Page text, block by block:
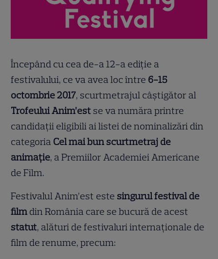
Începând cu cea de-a 12-a ediție a
festivalului, ce va avea loc între 6-15
octombrie 2017, scurtmetrajul câștigător al
Trofeului Anim’est se va număra printre
candidații eligibili ai listei de nominalizări din
categoria Cel mai bun scurtmetraj de
animație, a Premiilor Academiei Americane
de Film.
Festivalul Anim’est este singurul festival de
film din România care se bucură de acest
statut, alături de festivaluri internaționale de
film de renume, precum: